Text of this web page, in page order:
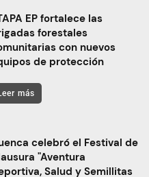
EP fortalece las
forestales
con nuevos
de protección
más
celebró el Festival de
"Aventura
Salud y Semillitas